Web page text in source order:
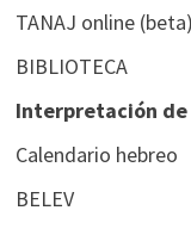
TANAJ online (beta)
BIBLIOTECA
Interpretación de
Calendario hebreo
BELEV